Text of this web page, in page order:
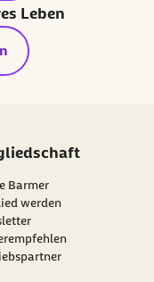
Leben
Barmer
werden
Link: